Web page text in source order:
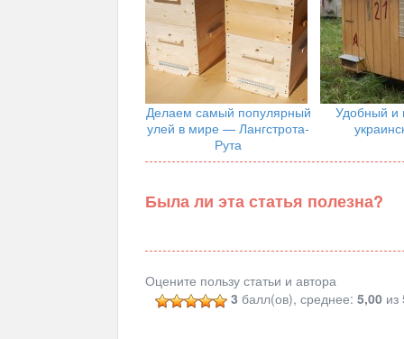
Делаем самый популярный
улей в мире — Лангстрота-
Рута
Удобный и
Была ли эта статья полезна?
Оцените пользу статьи и автора
3 балл(ов), среднее:5,00 из